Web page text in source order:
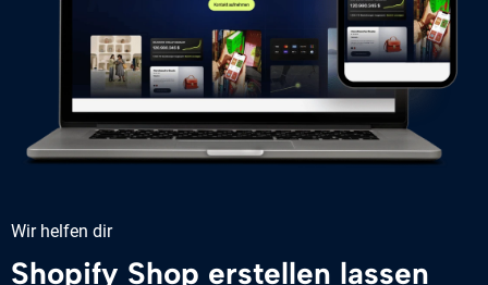
Wir helfen dir
Shopify Shop erstellen lassen